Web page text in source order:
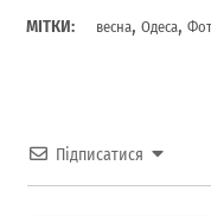
МІТКИ: весна,Одеса,
Підписатися